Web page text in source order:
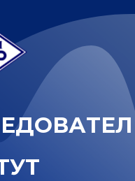
ЕДОВАТЕЛ
УТ